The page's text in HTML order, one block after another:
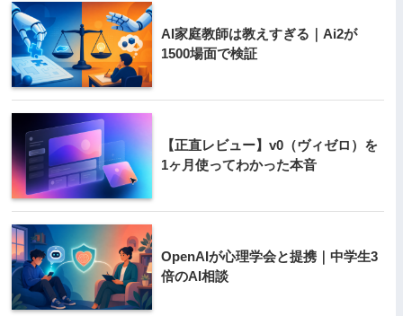
AI家庭教師は教えすぎる｜Ai2が
1500場面で検証
【正直レビュー】v0（ヴィゼロ）を
1ヶ月使ってわかった本音
OpenAIが心理学会と提携｜中学生3
倍のAI相談